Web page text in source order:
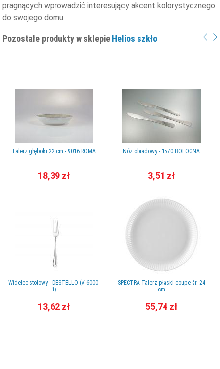
pragnących wprowadzić interesujący akcent kolorystycznego
do swojego domu.
Pozostałe produkty w sklepie Helios szkło
Talerz głęboki 22 cm - 9016 ROMA
18,39 zł
Widelec stołowy - DESTELLO (V-6000-
1)
13,62 zł
Nóż obiadowy - 1570 BOLOGNA
3,51 zł
SPECTRA Talerz płaski coupe śr. 24
cm
55,74 zł